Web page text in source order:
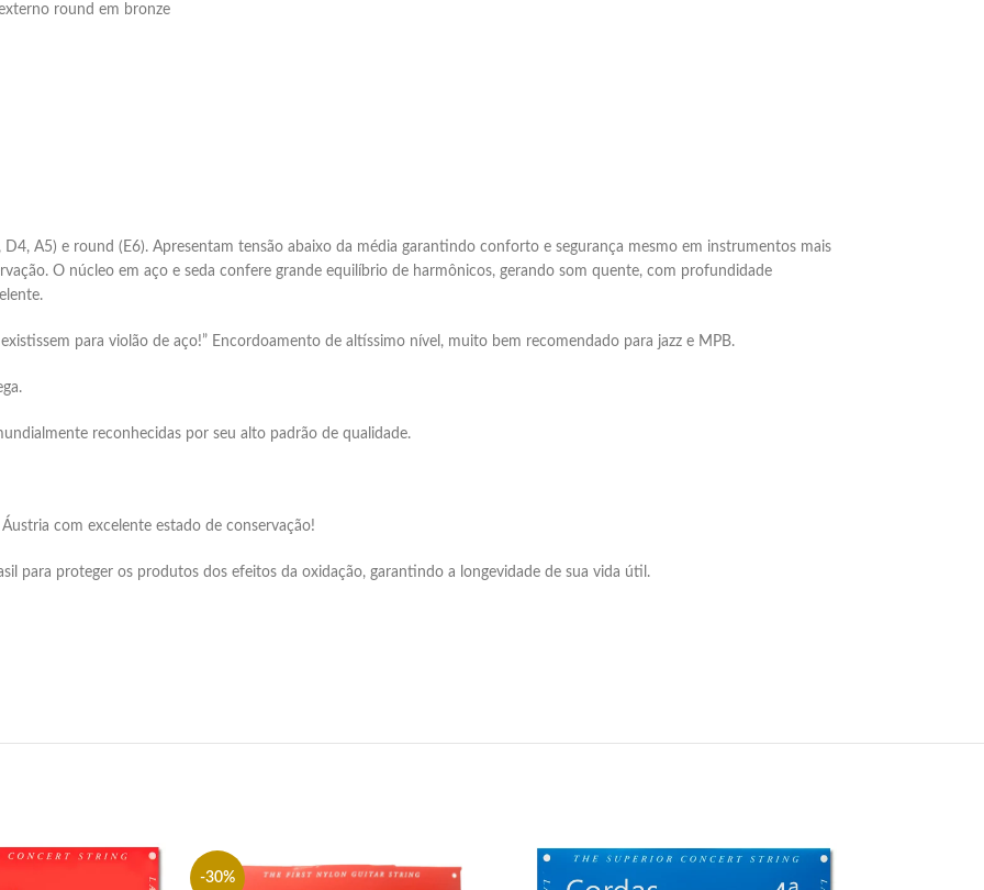
round em bronze
A5) e round (E6). Apresentam tensão abaixo da média garantindo conforto e segurança mesmo em instrumentos mais
O núcleo em aço e seda confere grande equilíbrio de harmônicos, gerando som quente, com profundidade
para violão de aço!” Encordoamento de altíssimo nível, muito bem recomendado para jazz e MPB.
reconhecidas por seu alto padrão de qualidade.
com excelente estado de conservação!
para proteger os produtos dos efeitos da oxidação, garantindo a longevidade de sua vida útil.
-30%